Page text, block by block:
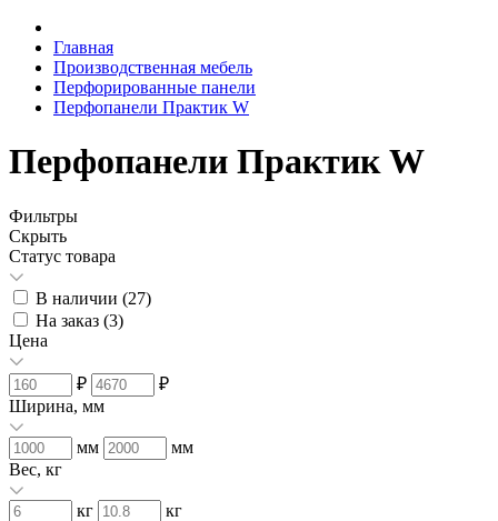
Главная
Производственная мебель
Перфорированные панели
Перфопанели Практик W
Перфопанели Практик W
Фильтры
Скрыть
Статус товара
В наличии (27)
На заказ (3)
Цена
₽
₽
Ширина, мм
мм
мм
Вес, кг
кг
кг